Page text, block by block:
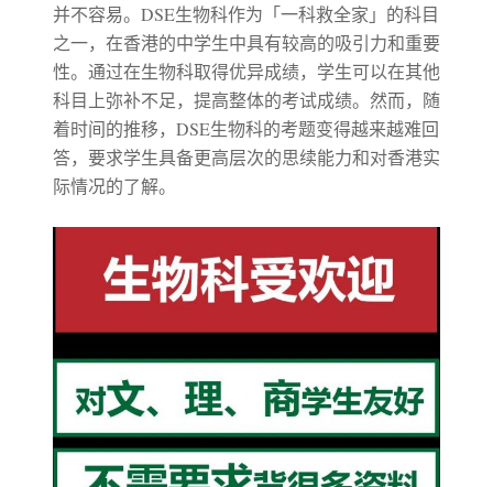
并不容易。DSE生物科作为「一科救全家」的科目
之一，在香港的中学生中具有较高的吸引力和重要
性。通过在生物科取得优异成绩，学生可以在其他
科目上弥补不足，提高整体的考试成绩。然而，随
着时间的推移，DSE生物科的考题变得越来越难回
答，要求学生具备更高层次的思续能力和对香港实
际情况的了解。